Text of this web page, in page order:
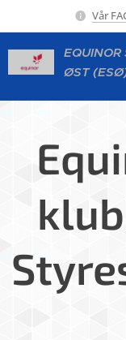
Vår
EQUINOR
ØST